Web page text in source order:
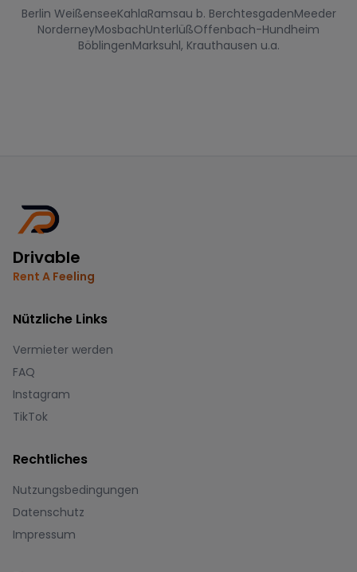
Berlin WeißenseeKahlaRamsau b. BerchtesgadenMeeder
NorderneyMosbachUnterlüßOffenbach-Hundheim
BöblingenMarksuhl, Krauthausen u.a.
Drivable
Rent A Feeling
Nützliche Links
Vermieter werden
FAQ
Instagram
TikTok
Rechtliches
Nutzungsbedingungen
Datenschutz
Impressum